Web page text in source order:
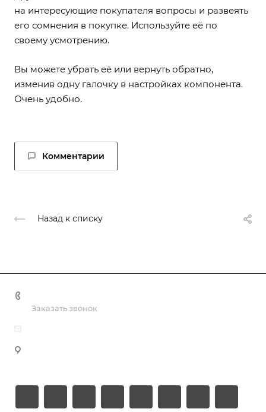
на интересующие покупателя вопросы и развеять
его сомнения в покупке. Используйте её по
своему усмотрению.
Вы можете убрать её или вернуть обратно,
изменив одну галочку в настройках компонента.
Очень удобно.
Комментарии
Назад к списку
Заказать звонок